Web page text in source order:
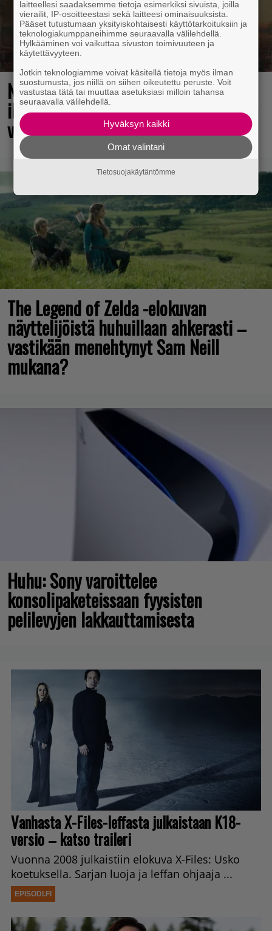
No johan pomppasi: 30 vuotta sitten
ilmestynyt klassikkoräiskintä sai
valtavasti lisää sisältöä
The Legend of Zelda -elokuvan
näyttelijöistä huhuillaan ahkerasti –
vastikään menehtynyt Sam Neill
mukana?
Huhu: Sony varoittelee
konsolipaketeissaan fyysisten
pelilevyjen lakkauttamisesta
laitteellesi saadaksemme tietoja esimerkiksi sivuista, joilla
vierailit, IP-osoitteestasi sekä laitteesi ominaisuuksista.
Pääset tutustumaan yksityiskohtaisesti käyttötarkoituksiin ja
teknologiakumppaneihimme seuraavalla välilehdellä.
Hylkääminen voi vaikuttaa sivuston toimivuuteen ja
käytettävyyteen.
Jotkin teknologiamme voivat käsitellä tietoja myös ilman
suostumusta, jos niillä on siihen oikeutettu peruste. Voit
vastustaa tätä tai muuttaa asetuksiasi milloin tahansa
seuraavalla välilehdellä.
Hyväksyn kaikki
Omat valintani
Tietosuojakäytäntömme